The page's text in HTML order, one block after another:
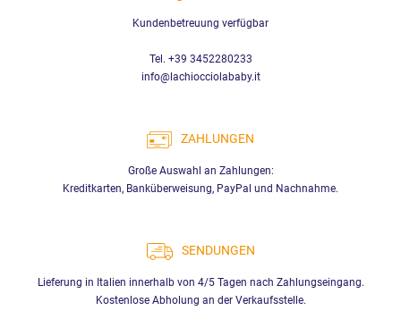
Kundenbetreuung verfügbar
Tel. +39 3452280233
info@lachiocciolababy.it
ZAHLUNGEN
Große Auswahl an Zahlungen:
Kreditkarten, Banküberweisung, PayPal und Nachnahme.
SENDUNGEN
Lieferung in Italien innerhalb von 4/5 Tagen nach Zahlungseingang.
Kostenlose Abholung an der Verkaufsstelle.